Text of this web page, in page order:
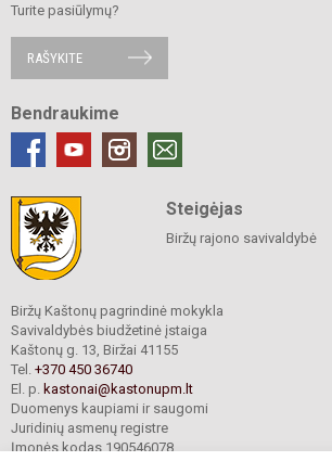
Turite pasiūlymų?
RAŠYKITE
Bendraukime
Steigėjas
Biržų rajono savivaldybė
Biržų Kaštonų pagrindinė mokykla
Savivaldybės biudžetinė įstaiga
Kaštonų g. 13, Biržai 41155
Tel. +370 450 36740
El. p. kastonai@kastonupm.lt
Duomenys kaupiami ir saugomi
Juridinių asmenų registre
Įmonės kodas 190546078